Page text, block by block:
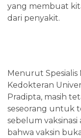
yang membuat
dari penyakit.
Menurut
Kedokteran
Pradipta, masih
seseorang untuk
sebelum
bahwa vaksin